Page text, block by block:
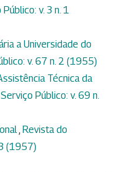
v. 3 n. 1
a Universidade do
v. 67 n. 2 (1955)
Técnica da
Público: v. 69 n.
, Revista do
(1957)